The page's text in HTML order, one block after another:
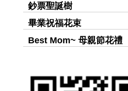
鈔票聖誕樹
畢業祝福花束
Best Mom~ 母親節花禮